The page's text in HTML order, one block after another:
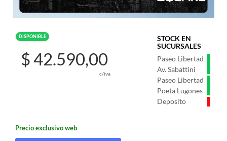
DISPONIBLE
STOCK EN
SUCURSALES
Paseo Libertad
Av. Sabattini
Paseo Libertad
Poeta Lugones
Deposito
$ 42.590,00
c/iva
Precio exclusivo web